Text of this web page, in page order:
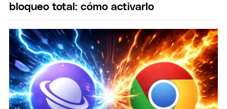
bloqueo total: cómo activarlo